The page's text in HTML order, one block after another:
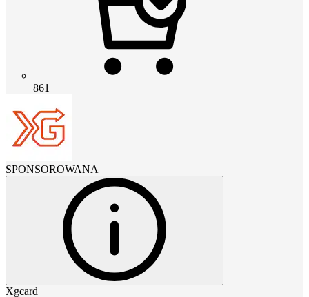
861
SPONSOROWANA
Xgcard